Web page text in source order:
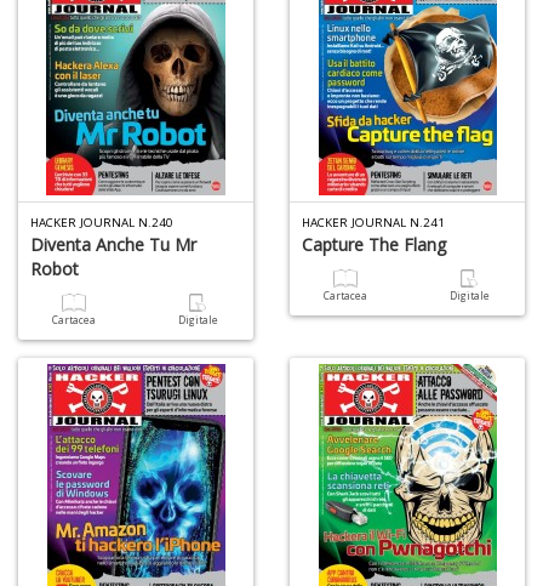
HACKER JOURNAL N.240
Diventa Anche Tu Mr
Robot
Cartacea Digitale
HACKER JOURNAL N.241
Capture The Flang
Cartacea Digitale